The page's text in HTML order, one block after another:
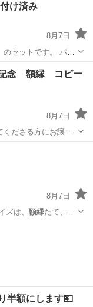
け済み
8月7日
のセットです。 パズ
念 額縁 コピー
8月7日
くださる方にお譲り
8月7日
は、 額縁たて、45
半額にします💴